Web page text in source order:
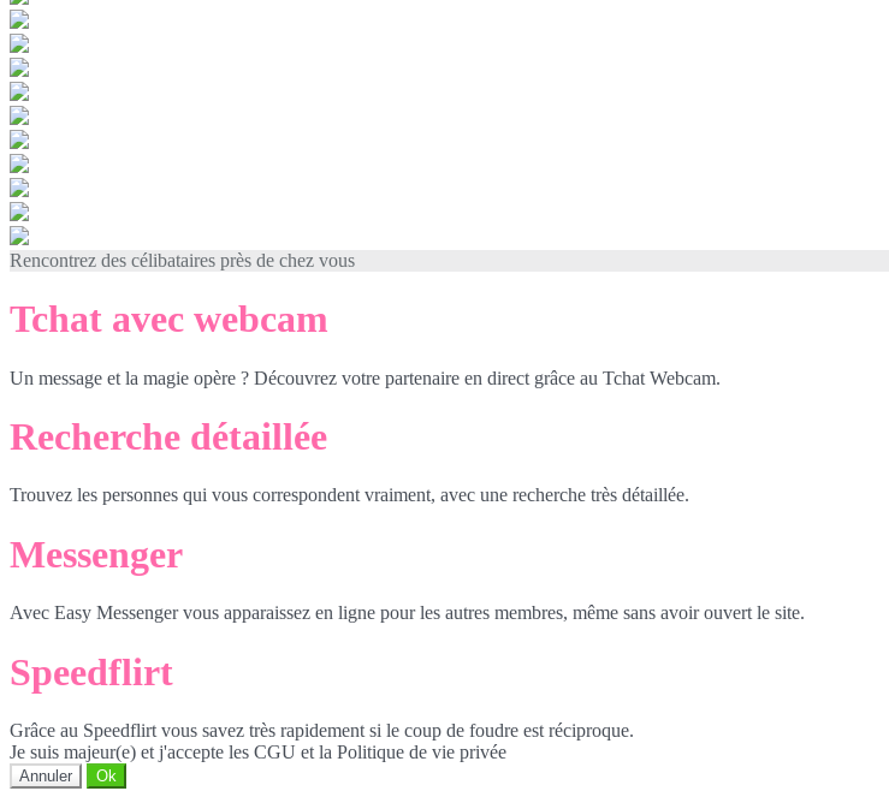
Rencontrez des célibataires près de chez vous
Tchat avec webcam
Un message et la magie opère ? Découvrez votre partenaire en direct grâce au Tchat Webcam.
Recherche détaillée
Trouvez les personnes qui vous correspondent vraiment, avec une recherche très détaillée.
Messenger
Avec Easy Messenger vous apparaissez en ligne pour les autres membres, même sans avoir ouvert le site.
Speedflirt
Grâce au Speedflirt vous savez très rapidement si le coup de foudre est réciproque.
Je suis majeur(e) et j'accepte les CGU et la Politique de vie privée
Annuler Ok